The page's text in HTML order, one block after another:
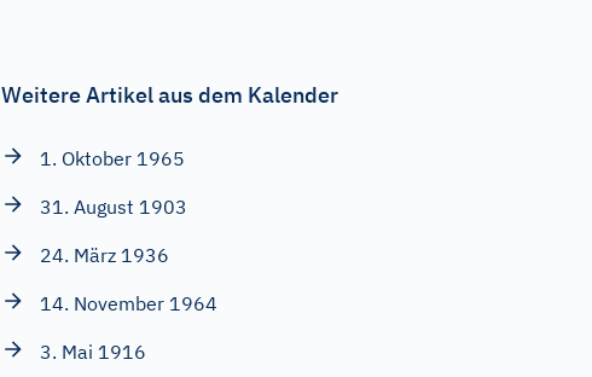
Weitere Artikel aus dem Kalender
1. Oktober 1965
31. August 1903
24. März 1936
14. November 1964
3. Mai 1916